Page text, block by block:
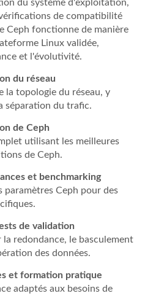
du système d'exploitation,
de compatibilité
Ceph fonctionne de manière
Linux validée,
et l'évolutivité.
du réseau
la topologie du réseau, y
séparation du trafic.
de Ceph
utilisant les meilleures
de Ceph.
et benchmarking
Ceph pour des
de validation
redondance, le basculement
des données.
et formation pratique
adaptés aux besoins de